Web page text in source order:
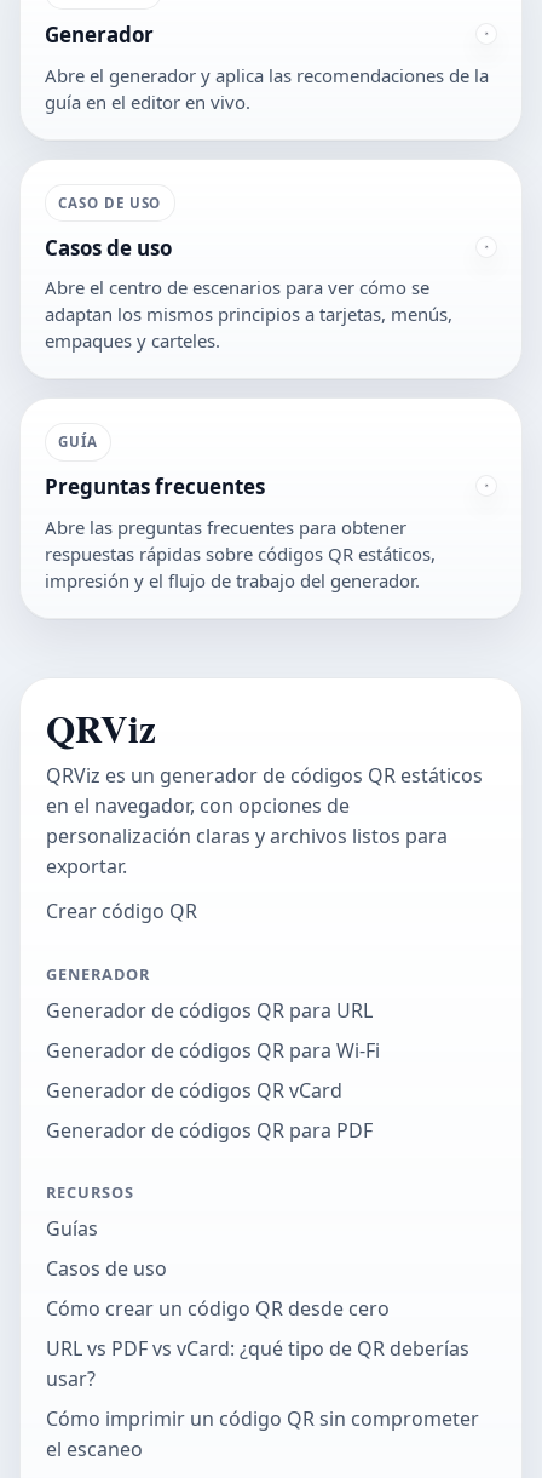
Generador
Abre el generador y aplica las recomendaciones de la
guía en el editor en vivo.
CASO DE USO
Casos de uso
Abre el centro de escenarios para ver cómo se
adaptan los mismos principios a tarjetas, menús,
empaques y carteles.
GUÍA
Preguntas frecuentes
Abre las preguntas frecuentes para obtener
respuestas rápidas sobre códigos QR estáticos,
impresión y el flujo de trabajo del generador.
QRViz
QRViz es un generador de códigos QR estáticos
en el navegador, con opciones de
personalización claras y archivos listos para
exportar.
Crear código QR
GENERADOR
Generador de códigos QR para URL
Generador de códigos QR para Wi-Fi
Generador de códigos QR vCard
Generador de códigos QR para PDF
RECURSOS
Guías
Casos de uso
Cómo crear un código QR desde cero
URL vs PDF vs vCard: ¿qué tipo de QR deberías
usar?
Cómo imprimir un código QR sin comprometer
el escaneo